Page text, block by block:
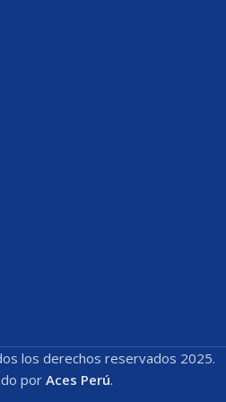
los derechos reservados 2025.
por Aces Perú.